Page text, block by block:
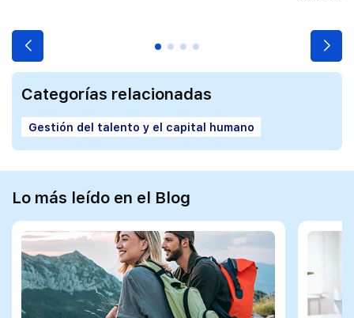
Categorías relacionadas
Gestión del talento y el capital humano
Lo más leído en el Blog